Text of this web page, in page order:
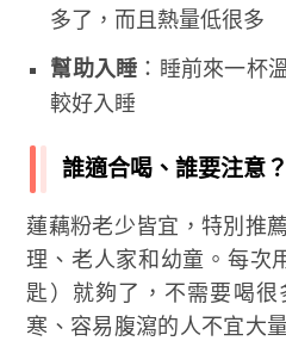
多了，而且熱量低很多
幫助入睡 ：睡前來一杯
較好入睡
誰適合喝、誰要注意？
蓮藕粉老少皆宜，特別推
理、老人家和幼童。每次
匙）就夠了，不需要喝
寒、容易腹瀉的人不宜大